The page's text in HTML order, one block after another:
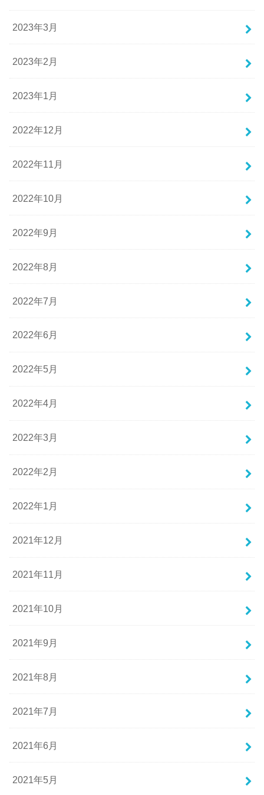
2023年3月
2023年2月
2023年1月
2022年12月
2022年11月
2022年10月
2022年9月
2022年8月
2022年7月
2022年6月
2022年5月
2022年4月
2022年3月
2022年2月
2022年1月
2021年12月
2021年11月
2021年10月
2021年9月
2021年8月
2021年7月
2021年6月
2021年5月